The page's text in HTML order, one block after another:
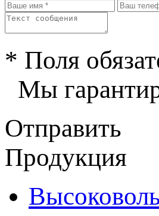
* Поля
Мы
Отправить
Продукция